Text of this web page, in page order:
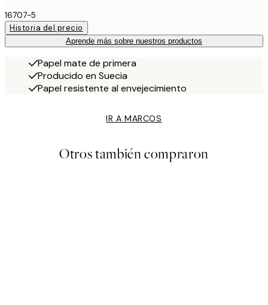
16707-5
Historia del precio
Aprende más sobre nuestros productos
Papel mate de primera
Producido en Suecia
Papel resistente al envejecimiento
IR A MARCOS
Otros también compraron